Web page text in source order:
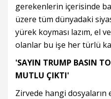
gerekenlerin içerisinde
üzere tüm dünyadaki
yürek koyması lazım, el
olanlar bu işe her türlü
'SAYIN TRUMP BASIN
MUTLU ÇIKTI'
Zirvede hangi dosyaların